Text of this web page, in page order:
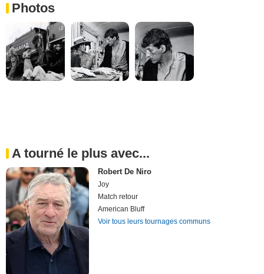
Photos
A tourné le plus avec...
Robert De Niro
Joy
Match retour
American Bluff
Voir tous leurs tournages communs